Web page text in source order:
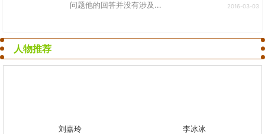
问题他的回答并没有涉及...
2016-03-03
人物推荐
刘嘉玲 李冰冰